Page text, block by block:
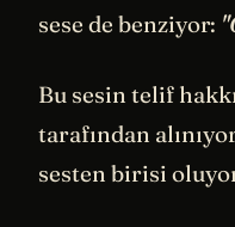
sese de benziyor:
Bu sesin telif
tarafından
sesten birisi